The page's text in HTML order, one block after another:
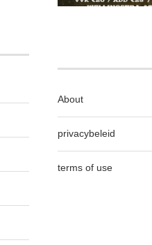
About
privacybeleid
terms of use